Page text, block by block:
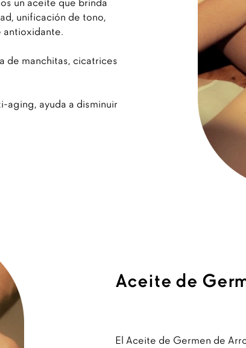
un aceite que brinda
unificación de tono,
antioxidante.
de manchitas, cicatrices
aging, ayuda a disminuir
Aceite de
El Aceite de Germen de